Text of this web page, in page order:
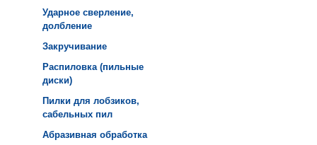
Ударное сверление,
долбление
Закручивание
Распиловка (пильные
диски)
Пилки для лобзиков,
сабельных пил
Абразивная обработка